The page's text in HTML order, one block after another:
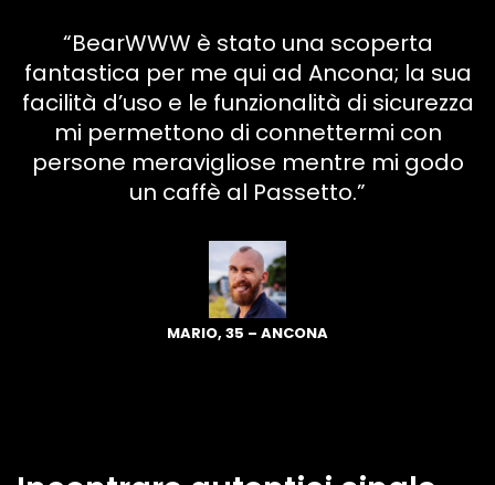
“BearWWW è stato una scoperta
fantastica per me qui ad Ancona; la sua
facilità d’uso e le funzionalità di sicurezza
mi permettono di connettermi con
persone meravigliose mentre mi godo
un caffè al Passetto.”
MARIO, 35 – ANCONA